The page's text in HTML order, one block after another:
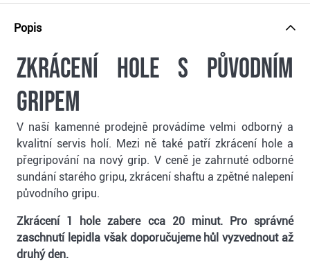
Popis
Zkrácení hole s původním
gripem
V naší kamenné prodejně provádíme velmi odborný a
kvalitní servis holí. Mezi ně také patří zkrácení hole a
přegripování na nový grip. V ceně je zahrnuté odborné
sundání starého gripu, zkrácení shaftu a zpětné nalepení
původního gripu.
Zkrácení 1 hole zabere cca 20 minut. Pro správné
zaschnutí lepidla však doporučujeme hůl vyzvednout až
druhý den.